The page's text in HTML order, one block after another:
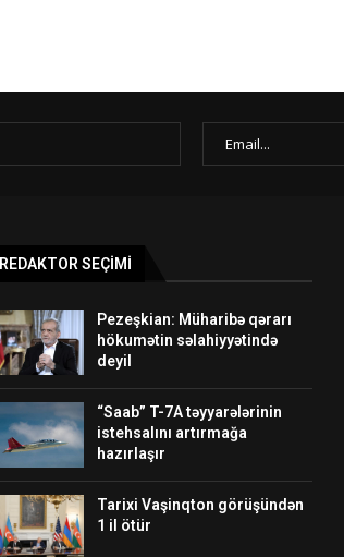
REDAKTOR SEÇIMI
Pezeşkian: Müharibə qərarı
hökumətin səlahiyyətində
deyil
“Saab” T-7A təyyarələrinin
istehsalını artırmağa
hazırlaşır
Tarixi Vaşinqton görüşündən
1 il ötür